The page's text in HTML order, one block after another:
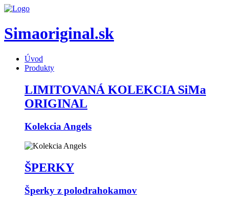
Simaoriginal.sk
Úvod
Produkty
LIMITOVANÁ KOLEKCIA SiMa
ORIGINAL
Kolekcia Angels
ŠPERKY
Šperky z polodrahokamov